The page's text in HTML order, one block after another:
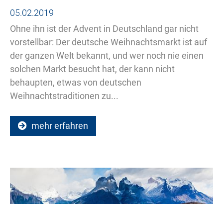
05.02.2019
Ohne ihn ist der Advent in Deutschland gar nicht
vorstellbar: Der deutsche Weihnachtsmarkt ist auf
der ganzen Welt bekannt, und wer noch nie einen
solchen Markt besucht hat, der kann nicht
behaupten, etwas von deutschen
Weihnachtstraditionen zu...
mehr erfahren